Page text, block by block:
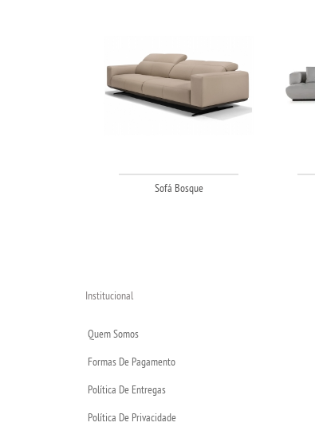
Sofá Bosque
Institucional
Quem Somos
Formas De Pagamento
Política De Entregas
Política De Privacidade